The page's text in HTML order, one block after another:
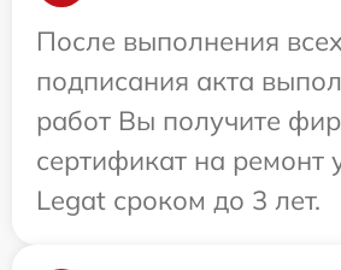
После выполнения
подписания акта
работ Вы получите
сертификат на ремонт
Legat сроком до 3 лет.